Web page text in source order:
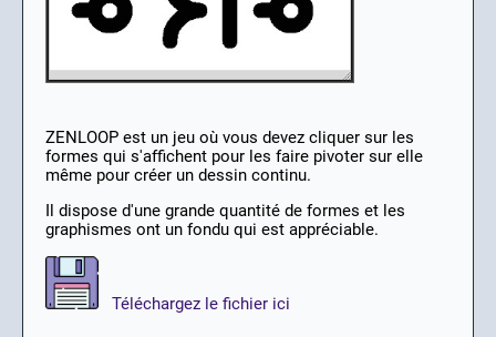
ZENLOOP est un jeu où vous devez cliquer sur les
formes qui s'affichent pour les faire pivoter sur elle
même pour créer un dessin continu.
Il dispose d'une grande quantité de formes et les
graphismes ont un fondu qui est appréciable.
Téléchargez le fichier ici